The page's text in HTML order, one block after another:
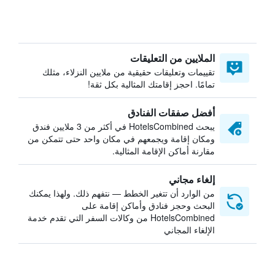
الملايين من التعليقات
تقييمات وتعليقات حقيقية من ملايين النزلاء، مثلك
تمامًا. احجز إقامتك المثالية بكل ثقة!
أفضل صفقات الفنادق
يبحث HotelsCombined في أكثر من 3 ملايين فندق
ومكان إقامة ويجمعهم في مكان واحد حتى تتمكن من
مقارنة أماكن الإقامة المثالية.
إلغاء مجاني
من الوارد أن تتغير الخطط — نتفهم ذلك. ولهذا يمكنك
البحث وحجز فنادق وأماكن إقامة على
HotelsCombined من وكالات السفر التي تقدم خدمة
الإلغاء المجاني